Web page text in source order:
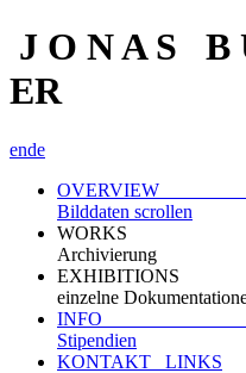
J O N A S B
ER
ende
Bilddaten scrollen
WORKS
Archivierung
einzelne
INFO
Stipendien
KONTAKT_ LINKS